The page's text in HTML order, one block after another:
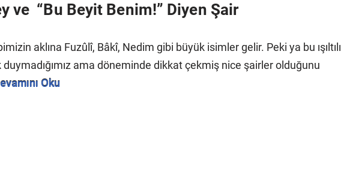
ve “Bu Beyit Benim!” Diyen Şair
aklına Fuzûlî, Bâkî, Nedim gibi büyük isimler gelir. Peki ya bu ışıltılı
duymadığımız ama döneminde dikkat çekmiş nice şairler olduğunu
Oku